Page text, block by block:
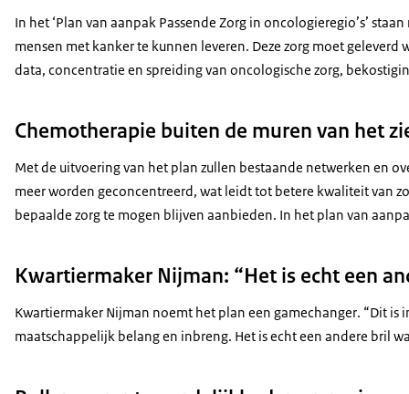
In het ‘Plan van aanpak Passende Zorg in oncologieregio’s’
mensen met kanker te kunnen leveren. Deze zorg moet
data, concentratie en spreiding van oncologische zorg,
Chemotherapie buiten de muren van het
Met de uitvoering van het plan zullen bestaande netwerken en
meer worden geconcentreerd, wat leidt tot betere kwaliteit van
bepaalde zorg te mogen blijven aanbieden. In het plan van
Kwartiermaker Nijman: “Het is echt een
Kwartiermaker Nijman noemt het plan een gamechanger. “Dit is
maatschappelijk belang en inbreng. Het is echt een andere bril